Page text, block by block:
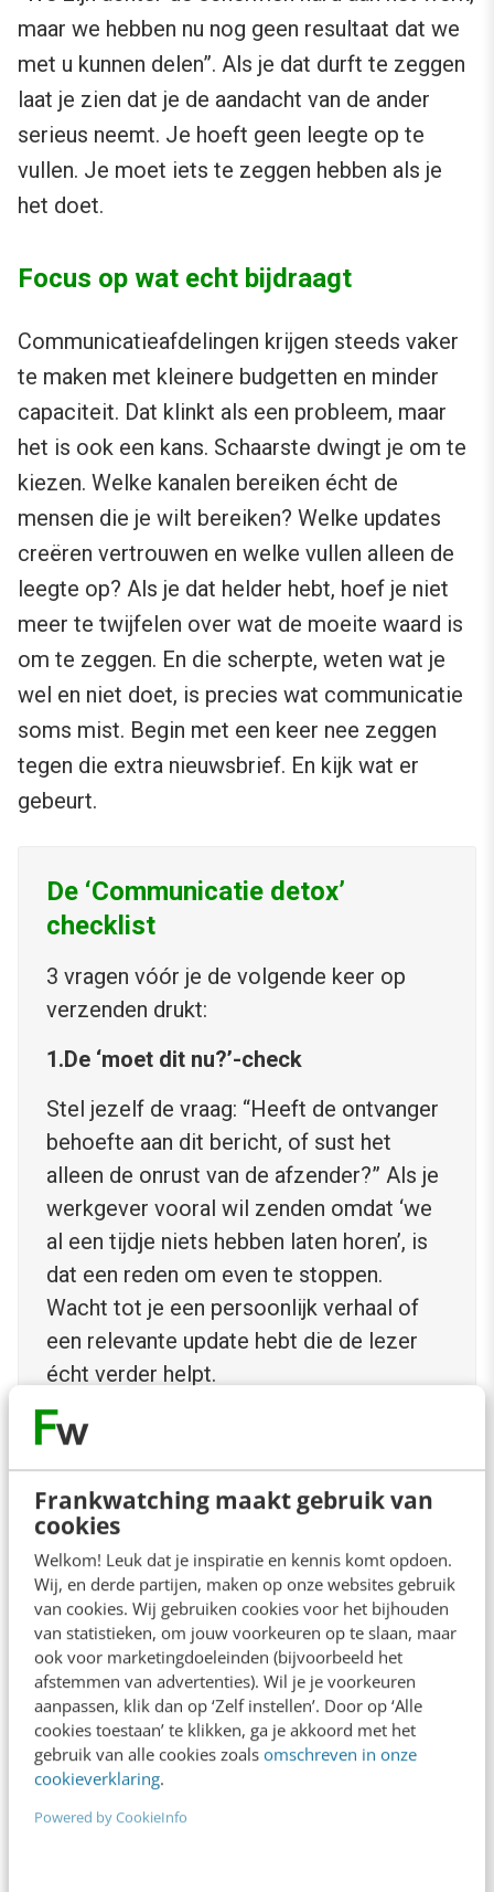
Frankwatching maakt gebruik van
cookies
Welkom! Leuk dat je inspiratie en kennis komt opdoen.
Wij, en derde partijen, maken op onze websites gebruik
van cookies. Wij gebruiken cookies voor het bijhouden
van statistieken, om jouw voorkeuren op te slaan, maar
ook voor marketingdoeleinden (bijvoorbeeld het
afstemmen van advertenties). Wil je je voorkeuren
aanpassen, klik dan op ‘Zelf instellen’. Door op ‘Alle
cookies toestaan’ te klikken, ga je akkoord met het
gebruik van alle cookies zoals omschreven in onze
cookieverklaring.
Powered by CookieInfo
maar we hebben nu nog geen resultaat dat we
met u kunnen delen”. Als je dat durft te zeggen
laat je zien dat je de aandacht van de ander
serieus neemt. Je hoeft geen leegte op te
vullen. Je moet iets te zeggen hebben als je
het doet.
Focus op wat echt bijdraagt
Communicatieafdelingen krijgen steeds vaker
te maken met kleinere budgetten en minder
capaciteit. Dat klinkt als een probleem, maar
het is ook een kans. Schaarste dwingt je om te
kiezen. Welke kanalen bereiken écht de
mensen die je wilt bereiken? Welke updates
creëren vertrouwen en welke vullen alleen de
leegte op? Als je dat helder hebt, hoef je niet
meer te twijfelen over wat de moeite waard is
om te zeggen. En die scherpte, weten wat je
wel en niet doet, is precies wat communicatie
soms mist. Begin met een keer nee zeggen
tegen die extra nieuwsbrief. En kijk wat er
gebeurt.
De ‘Communicatie detox’
checklist
3 vragen vóór je de volgende keer op
verzenden drukt:
1.De ‘moet dit nu?’-check
Stel jezelf de vraag: “Heeft de ontvanger
behoefte aan dit bericht, of sust het
alleen de onrust van de afzender?” Als je
werkgever vooral wil zenden omdat ‘we
al een tijdje niets hebben laten horen’, is
dat een reden om even te stoppen.
Wacht tot je een persoonlijk verhaal of
een relevante update hebt die de lezer
écht verder helpt.
2. Kunnen we de ‘rauwe’ variant sturen?
In plaats van een gepolijste tekst die
door drie managementlagen is
goedgekeurd, kies je voor een directer
middel. Laat de expert of betrokken
medewerker zelf een kort spraakbericht
of video opnemen, onbewerkt, zonder
goedkeuringsronde. Dat doet meer dan
een perfect opgestelde tekst die
niemand gelooft.
3. Is reageren niet beter dan zenden?